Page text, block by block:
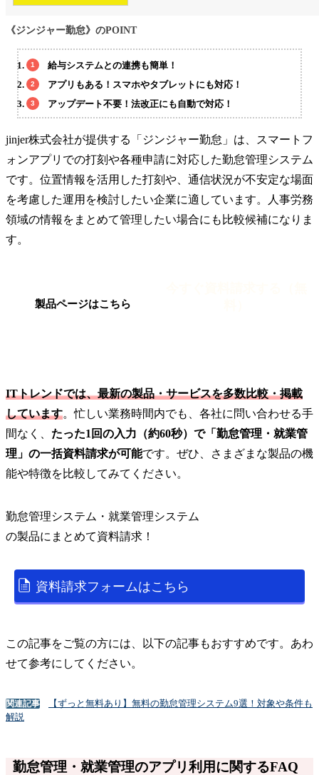
《ジンジャー勤怠》のPOINT
給与システムとの連携も簡単！
アプリもある！スマホやタブレットにも対応！
アップデート不要！法改正にも自動で対応！
jinjer株式会社が提供する「ジンジャー勤怠」は、スマートフ
ォンアプリでの打刻や各種申請に対応した勤怠管理システム
です。位置情報を活用した打刻や、通信状況が不安定な場面
を考慮した運用を検討したい企業に適しています。人事労務
領域の情報をまとめて管理したい場合にも比較候補になりま
す。
製品ページはこちら
ITトレンドでは、最新の製品・サービスを多数比較・掲載
しています。忙しい業務時間内でも、各社に問い合わせる手
間なく、 たった1回の入力（約60秒）で「勤怠管理・就業管
理」の一括資料請求が可能です。ぜひ、さまざまな製品の機
能や特徴を比較してみてください。
勤怠管理システム・就業管理システム
の製品にまとめて資料請求！
資料請求フォームはこちら
この記事をご覧の方には、以下の記事もおすすめです。あわ
せて参考にしてください。
関連記事
【ずっと無料あり】無料の勤怠管理システム9選！対象や条件も
解説
勤怠管理・就業管理のアプリ利用に関するFAQ